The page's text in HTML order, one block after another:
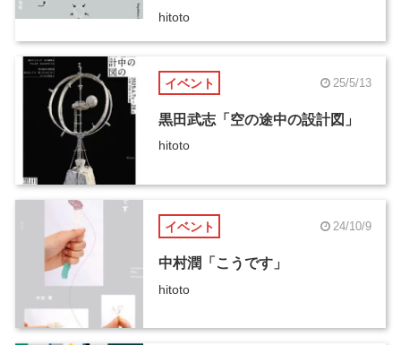
hitoto
イベント 25/5/13
黒田武志「空の途中の設計図」
hitoto
イベント 24/10/9
中村潤「こうです」
hitoto